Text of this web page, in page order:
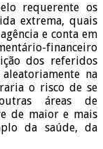
requerente os
extrema, quais
e conta em
financeiro
dos referidos
na
o risco de se
áreas de
de maior e mais
da saúde, da